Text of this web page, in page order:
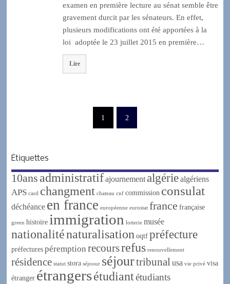
examen en première lecture au sénat semble être
gravement durcit par les sénateurs. En effet,
plusieurs modifications ont été apportées à la
loi adoptée le 23 juillet 2015 en première…
Lire
1 2
Étiquettes
10ans administratifajournement algériealgériens
APS card changment chateau cnf commission consulat
déchéance en france européenne eurostat france française
green histoire immigration lotterie musée
nationaliténaturalisation oqtf préfecture
préfectures péremption recoursrefus renouvellement
résidence statut stora séjoour séjourtribunal usa vie privé visa
étranger étrangersétudiantétudiants